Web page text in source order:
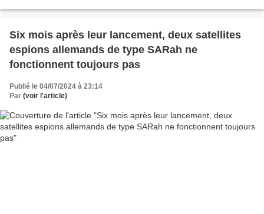
Six mois après leur lancement, deux satellites
espions allemands de type SARah ne
fonctionnent toujours pas
Publié le 04/07/2024 à 23:14
Par (voir l'article)